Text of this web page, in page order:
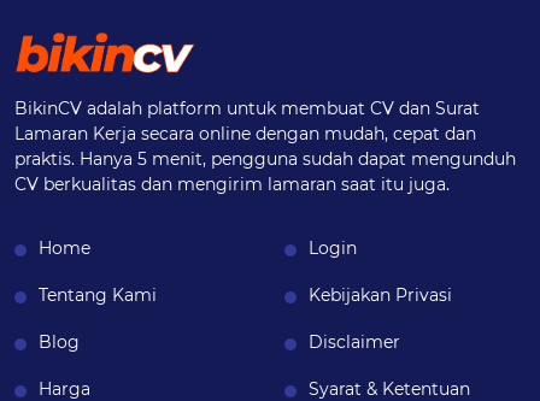
BikinCV adalah platform untuk membuat CV dan Surat
Lamaran Kerja secara online dengan mudah, cepat dan
praktis. Hanya 5 menit, pengguna sudah dapat mengunduh
CV berkualitas dan mengirim lamaran saat itu juga.
Home
Tentang Kami
Blog
Harga
Login
Kebijakan Privasi
Disclaimer
Syarat & Ketentuan